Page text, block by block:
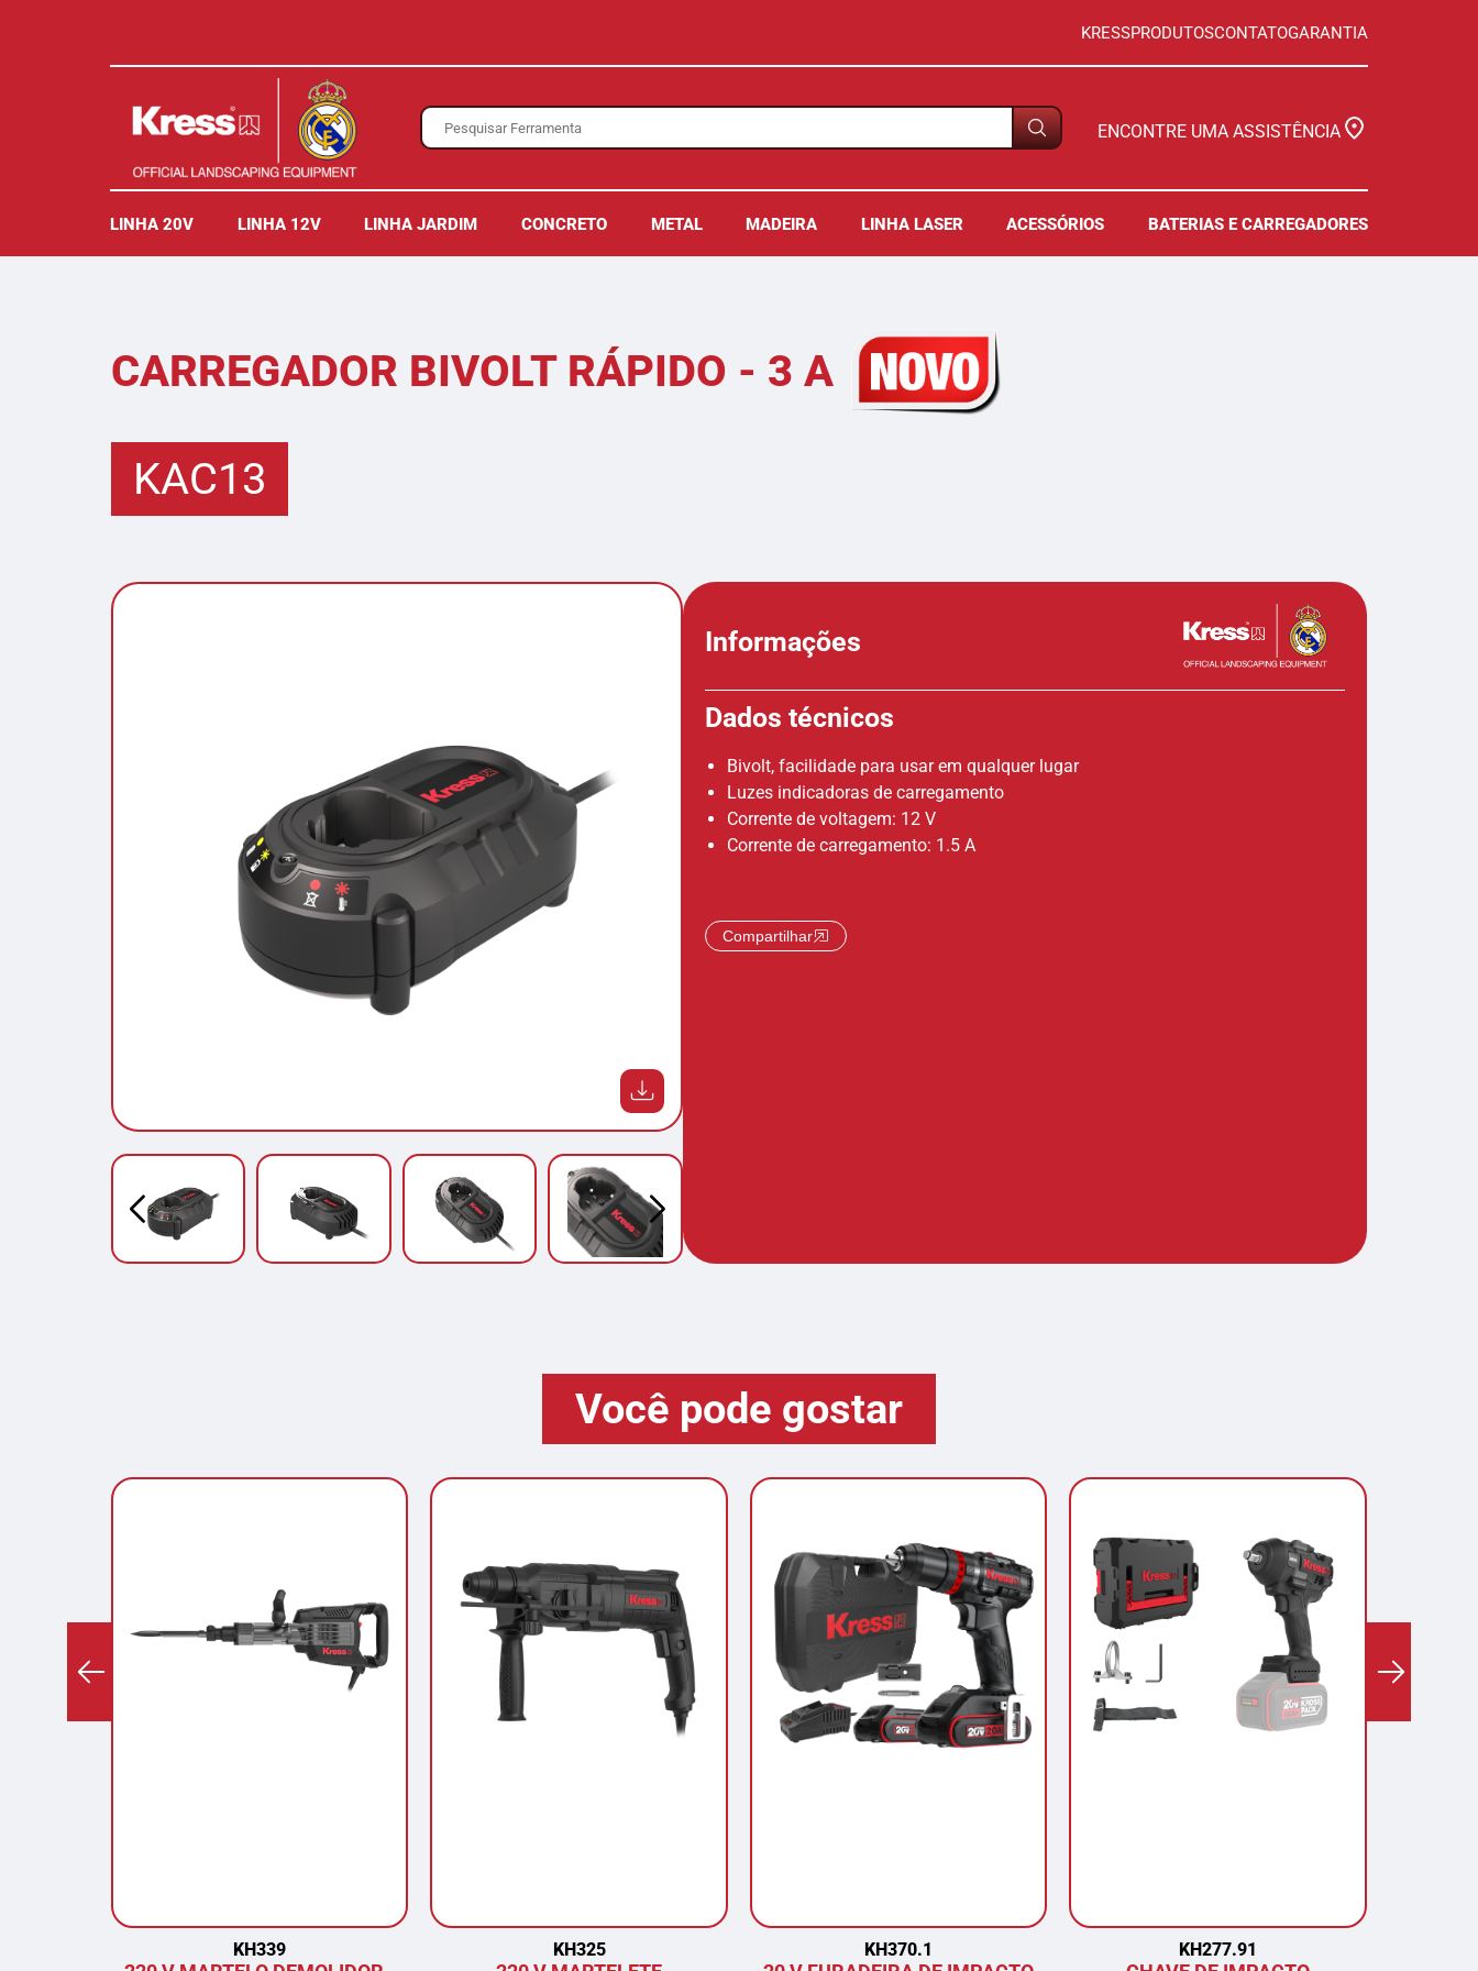
KRESSPRODUTOSCONTATOGARANTIA
ENCONTRE UMA ASSISTÊNCIA
LINHA 20V LINHA 12V LINHA JARDIM CONCRETO METAL MADEIRA LINHA LASER ACESSÓRIOS BATERIAS E CARREGADORES
CARREGADOR BIVOLT RÁPIDO - 3 A
KAC13
Informações
Dados técnicos
Bivolt, facilidade para usar em qualquer lugar
Luzes indicadoras de carregamento
Corrente de voltagem: 12 V
Corrente de carregamento: 1.5 A
Compartilhar
Você pode gostar
KH339 KH325 KH370.1 KH277.91